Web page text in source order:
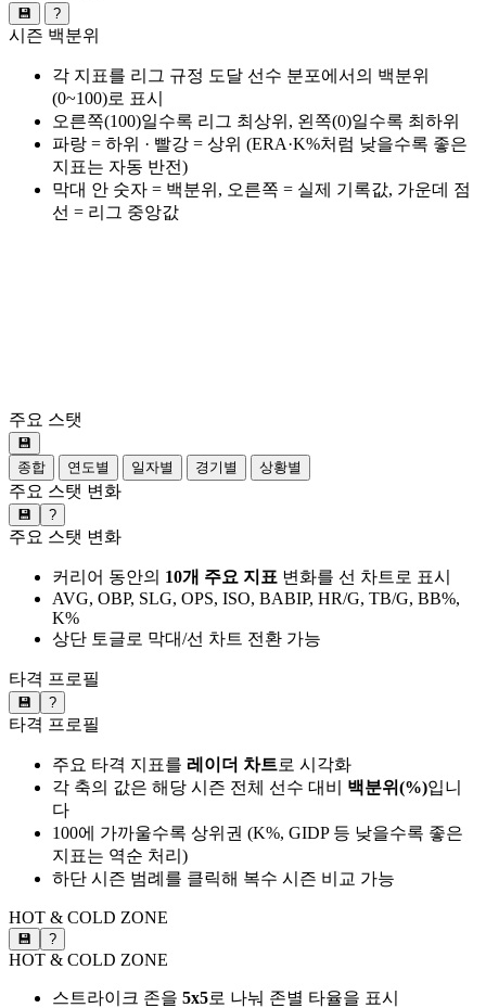
💾 ?
시즌 백분위
각 지표를 리그 규정 도달 선수 분포에서의 백분위
(0~100)로 표시
오른쪽(100)일수록 리그 최상위, 왼쪽(0)일수록 최하위
파랑 = 하위 · 빨강 = 상위 (ERA·K%처럼 낮을수록 좋은
지표는 자동 반전)
막대 안 숫자 = 백분위, 오른쪽 = 실제 기록값, 가운데 점
선 = 리그 중앙값
주요 스탯
💾
종합
연도별 일자별 경기별 상황별
주요 스탯 변화
💾 ?
주요 스탯 변화
커리어 동안의 10개 주요 지표 변화를 선 차트로 표시
AVG, OBP, SLG, OPS, ISO, BABIP, HR/G, TB/G, BB%,
K%
상단 토글로 막대/선 차트 전환 가능
타격 프로필
💾 ?
타격 프로필
주요 타격 지표를 레이더 차트로 시각화
각 축의 값은 해당 시즌 전체 선수 대비 백분위(%)입니
다
100에 가까울수록 상위권 (K%, GIDP 등 낮을수록 좋은
지표는 역순 처리)
하단 시즌 범례를 클릭해 복수 시즌 비교 가능
HOT & COLD ZONE
💾 ?
HOT & COLD ZONE
스트라이크 존을 5x5로 나눠 존별 타율을 표시